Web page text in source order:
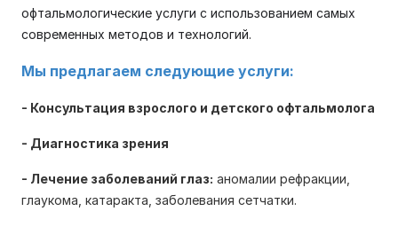
офтальмологические услуги с использованием самых
современных методов и технологий.
Мы предлагаем следующие услуги:
- Консультация взрослого и детского офтальмолога
- Диагностика зрения
- Лечение заболеваний глаз: аномалии рефракции,
глаукома, катаракта, заболевания сетчатки.